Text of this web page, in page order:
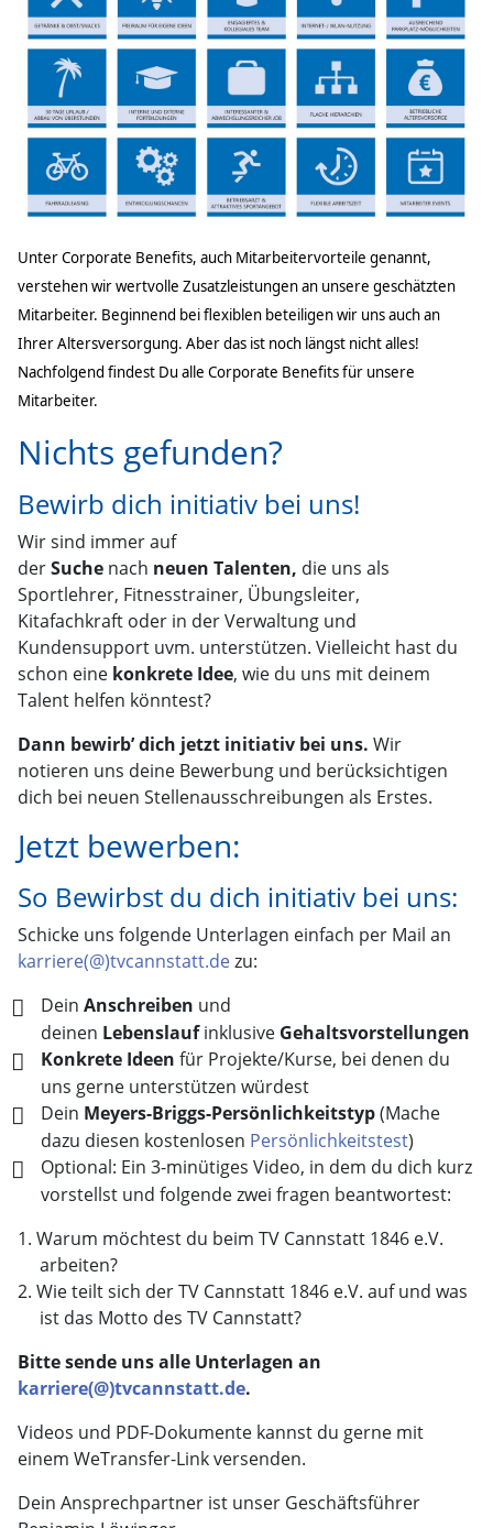
Unter Corporate Benefits, auch Mitarbeitervorteile genannt,
verstehen wir wertvolle Zusatzleistungen an unsere geschätzten
Mitarbeiter. Beginnend bei flexiblen beteiligen wir uns auch an
Ihrer Altersversorgung. Aber das ist noch längst nicht alles!
Nachfolgend findest Du alle Corporate Benefits für unsere
Mitarbeiter.
Nichts gefunden?
Bewirb dich initiativ bei uns!
Wir sind immer auf
derSuche nach neuen Talenten, die uns als
Sportlehrer, Fitnesstrainer, Übungsleiter,
Kitafachkraft oder in der Verwaltung und
Kundensupport uvm. unterstützen. Vielleicht hast du
schon eine konkrete Idee, wie du uns mit deinem
Talent helfen könntest?
Dann bewirb’ dich jetzt initiativ bei uns. Wir
notieren uns deine Bewerbung und berücksichtigen
dich bei neuen Stellenausschreibungen als Erstes.
Jetzt bewerben:
So Bewirbst du dich initiativ bei uns:
Schicke uns folgende Unterlagen einfach per Mail an
karriere(@)tvcannstatt.dezu:
Dein Anschreiben und
deinen Lebenslaufinklusive Gehaltsvorstellungen
Konkrete Ideen für Projekte/Kurse, bei denen du
uns gerne unterstützen würdest
Dein Meyers-Briggs-Persönlichkeitstyp(Mache
dazu diesen kostenlosen Persönlichkeitstest)
Optional: Ein 3-minütiges Video, in dem du dich kurz
vorstellst und folgende zwei fragen beantwortest:
Warum möchtest du beim TV Cannstatt 1846 e.V.
arbeiten?
Wie teilt sich der TV Cannstatt 1846 e.V. auf und was
ist das Motto des TV Cannstatt?
Bitte sende uns alle Unterlagen an
karriere(@)tvcannstatt.de.
Videos und PDF-Dokumente kannst du gerne mit
einem WeTransfer-Link versenden.
Dein Ansprechpartner ist unser Geschäftsführer